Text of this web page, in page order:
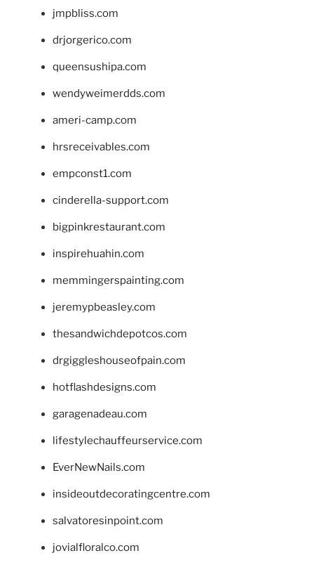
jmpbliss.com
drjorgerico.com
queensushipa.com
wendyweimerdds.com
ameri-camp.com
hrsreceivables.com
empconst1.com
cinderella-support.com
bigpinkrestaurant.com
inspirehuahin.com
memmingerspainting.com
jeremypbeasley.com
thesandwichdepotcos.com
drgiggleshouseofpain.com
hotflashdesigns.com
garagenadeau.com
lifestylechauffeurservice.com
EverNewNails.com
insideoutdecoratingcentre.com
salvatoresinpoint.com
jovialfloralco.com